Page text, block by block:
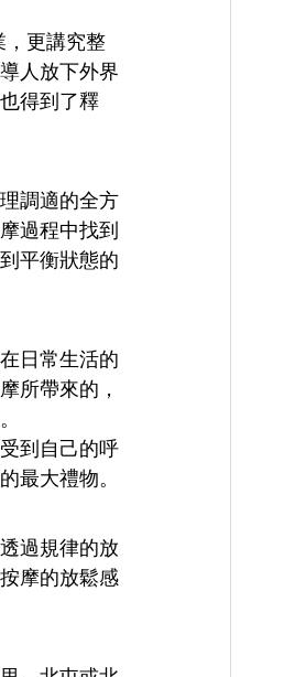
更講究整
人放下外界
得到了釋
調適的全方
過程中找到
平衡狀態的
日常生活的
所帶來的，
到自己的呼
最大禮物。
過規律的放
摩的放鬆感